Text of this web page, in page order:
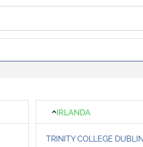
IRLANDA
TRINITY COLLEGE